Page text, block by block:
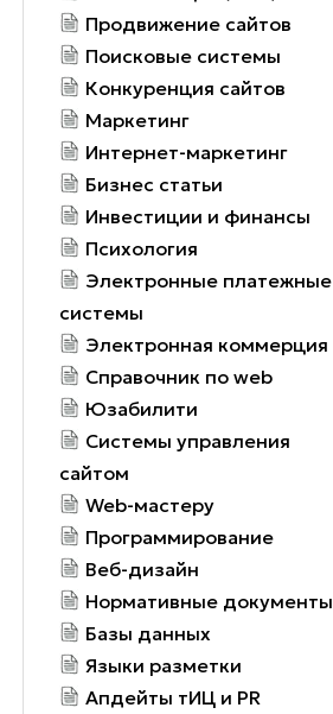
Продвижение сайтов
Поисковые системы
Конкуренция сайтов
Маркетинг
Интернет-маркетинг
Бизнес статьи
Инвестиции и финансы
Психология
Электронные платежные
системы
Электронная коммерция
Справочник по web
Юзабилити
Системы управления
сайтом
Web-мастеру
Программирование
Веб-дизайн
Нормативные документы
Базы данных
Языки разметки
Апдейты тИЦ и PR